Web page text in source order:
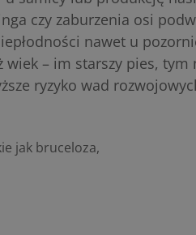
czy zaburzenia osi
nawet u
wiek – im starszy pies, tym
ryzyko wad
jak bruceloza,